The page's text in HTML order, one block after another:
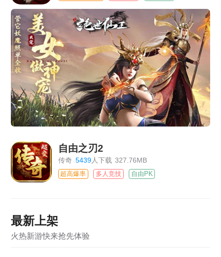
自由之刃2
传奇 5439人下载 327.76MB
超高爆率 多人竞技 自由PK
最新上架
火热新游快来抢先体验